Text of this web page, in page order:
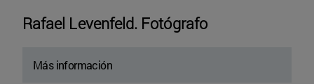
Rafael Levenfeld. Fotógrafo
Más información